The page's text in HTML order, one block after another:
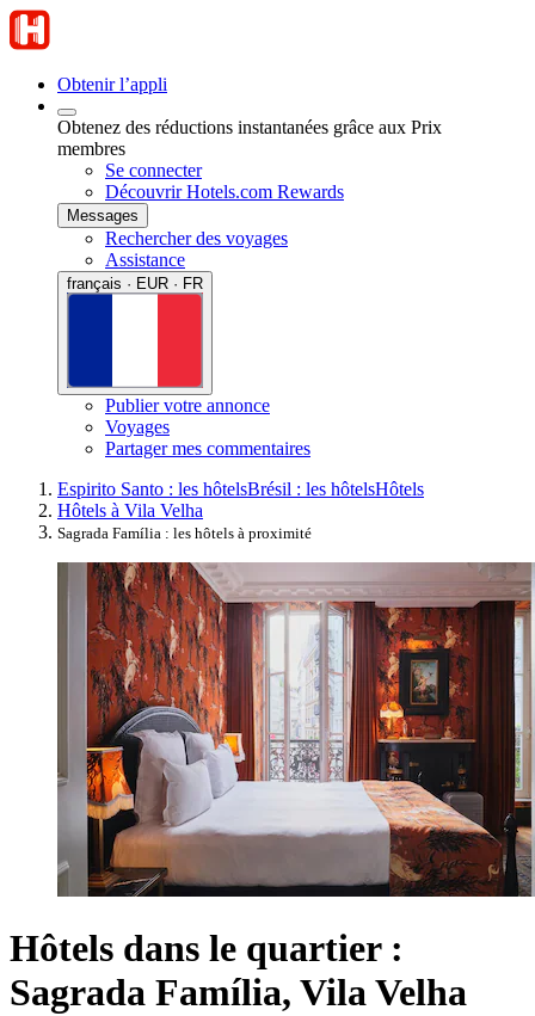
Obtenir l’appli
Obtenez des réductions instantanées grâce aux Prix
membres
Se connecter
Découvrir Hotels.com Rewards
Messages
Rechercher des voyages
Assistance
français · EUR · FR
Publier votre annonce
Voyages
Partager mes commentaires
Espirito Santo : les hôtelsBrésil : les hôtelsHôtels
Hôtels à Vila Velha
Sagrada Família : les hôtels à proximité
Hôtels dans le quartier :
Sagrada Família, Vila Velha